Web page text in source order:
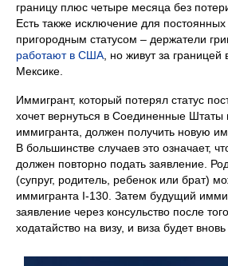
границу плюс четыре месяца без
Есть также исключение для
пригородным статусом – держатели
работают в США , но живут за
Мексике.
Иммигрант, который потерял статус
хочет вернуться в Соединенные Штаты
иммигранта, должен получить новую
В большинстве случаев это означает,
должен повторно подать заявление.
(супруг, родитель, ребенок или брат)
иммигранта I-130. Затем будущий
заявление через консульство после
ходатайство на визу, и виза будет вновь